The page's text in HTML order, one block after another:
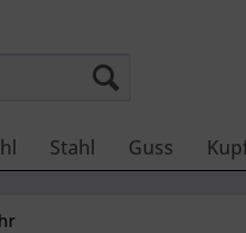
Stahl Guss